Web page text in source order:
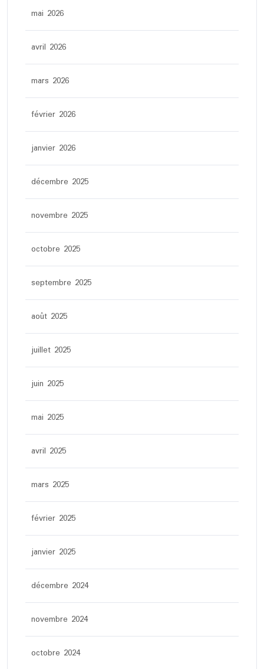
mai 2026
avril 2026
mars 2026
février 2026
janvier 2026
décembre 2025
novembre 2025
octobre 2025
septembre 2025
août 2025
juillet 2025
juin 2025
mai 2025
avril 2025
mars 2025
février 2025
janvier 2025
décembre 2024
novembre 2024
octobre 2024